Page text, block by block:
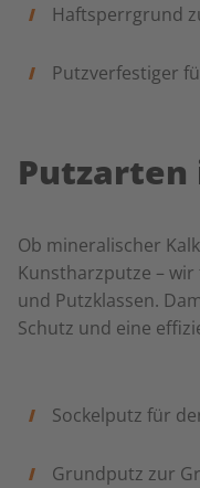
Haftsperrgrund
Putzverfestiger
Ob mineralischer
Kunstharzputze –
und Putzklassen.
Schutz und eine
Sockelputz für
Grundputz zur